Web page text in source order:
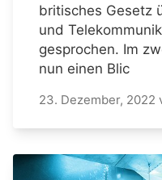
britisches Gesetz
und
gesprochen. Im
nun einen Blic
23. Dezember, 2022